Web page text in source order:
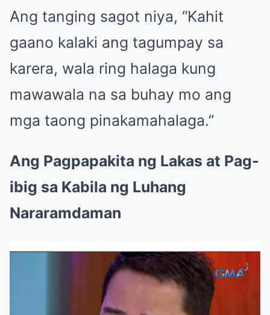
Ang tanging sagot niya, “Kahit
gaano kalaki ang tagumpay sa
karera, wala ring halaga kung
mawawala na sa buhay mo ang
mga taong pinakamahalaga.”
Ang Pagpapakita ng Lakas at Pag-
ibig sa Kabila ng Luhang
Nararamdaman